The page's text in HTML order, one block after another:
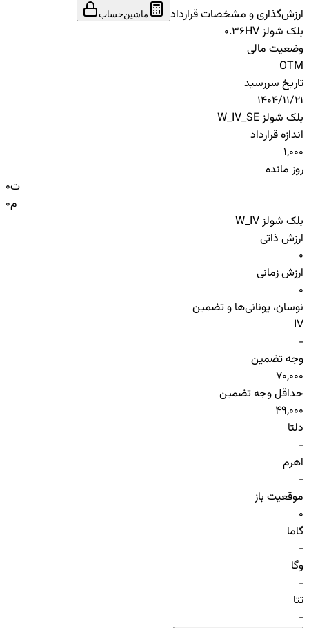
ارزش‌گذاری و مشخصات قرارداد
ماشین‌حساب
بلک شولز HV
0.36
وضعیت مالی
OTM
تاریخ سررسید
1404/11/21
بلک شولز W_IV_SE
اندازه قرارداد
1,000
روز مانده
0ت
0م
بلک شولز W_IV
ارزش ذاتی
0
ارزش زمانی
0
نوسان، یونانی‌ها و تضمین
IV
-
وجه تضمین
70,000
حداقل وجه تضمین
49,000
دلتا
-
اهرم
-
موقعیت باز
0
گاما
-
وگا
-
تتا
-